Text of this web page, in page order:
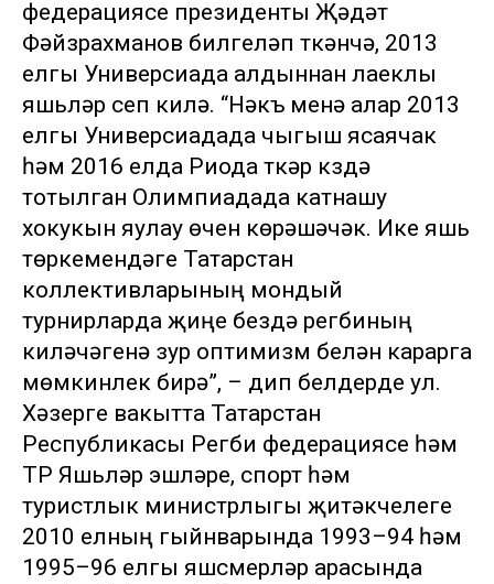
федерациясе президенты Җәүдәт
Фәйзрахманов билгеләп үткәнчә, 2013
елгы Универсиада алдыннан лаеклы
яшьләр үсеп килә. “Нәкъ менә алар 2013
елгы Универсиадада чыгыш ясаячак
һәм 2016 елда Риода үткәрү күздә
тотылган Олимпиадада катнашу
хокукын яулау өчен көрәшәчәк. Ике яшь
төркемендәге Татарстан
коллективларының мондый
турнирларда җиңүе бездә регбиның
киләчәгенә зур оптимизм белән карарга
мөмкинлек бирә”, – дип белдерде ул.
Хәзерге вакытта Татарстан
Республикасы Регби федерациясе һәм
ТР Яшьләр эшләре, спорт һәм
туристлык министрлыгы җитәкчелеге
2010 елның гыйнварында 1993–94 һәм
1995–96 елгы яшүсмерләр арасында